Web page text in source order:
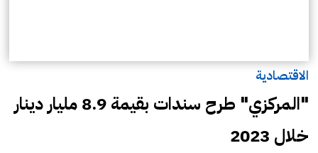
الاقتصادية
"المركزي" طرح سندات بقيمة 8.9 مليار دينار
خلال 2023